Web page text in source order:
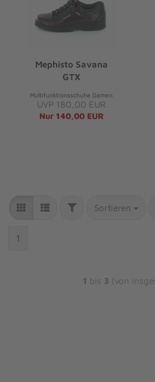
Mephisto Savana
GTX
Multifunktionsschuhe Damen
UVP 180,00 EUR
Nur 140,00 EUR
Sortieren
1
1 bis 3 (von